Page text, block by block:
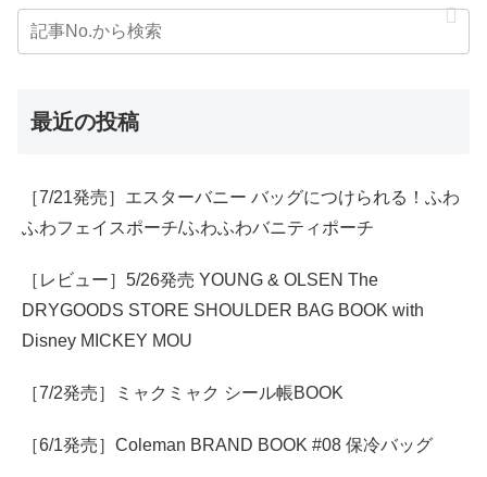
最近の投稿
［7/21発売］エスターバニー バッグにつけられる！ふわ
ふわフェイスポーチ/ふわふわバニティポーチ
［レビュー］5/26発売 YOUNG & OLSEN The
DRYGOODS STORE SHOULDER BAG BOOK with
Disney MICKEY MOU
［7/2発売］ミャクミャク シール帳BOOK
［6/1発売］Coleman BRAND BOOK #08 保冷バッグ